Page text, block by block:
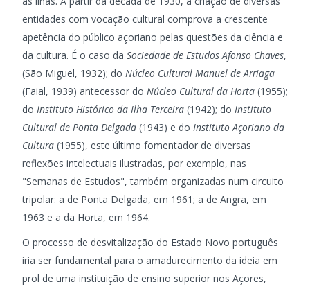
entidades com vocação cultural comprova a crescente
apetência do público açoriano pelas questões da ciência e
da cultura. É o caso da Sociedade de Estudos Afonso Chaves,
(São Miguel, 1932); do Núcleo Cultural Manuel de Arriaga
(Faial, 1939) antecessor do Núcleo Cultural da Horta (1955);
do Instituto Histórico da Ilha Terceira (1942); do Instituto
Cultural de Ponta Delgada (1943) e do Instituto Açoriano da
Cultura (1955), este último fomentador de diversas
reflexões intelectuais ilustradas, por exemplo, nas
"Semanas de Estudos", também organizadas num circuito
tripolar: a de Ponta Delgada, em 1961; a de Angra, em
1963 e a da Horta, em 1964.
O processo de desvitalização do Estado Novo português
iria ser fundamental para o amadurecimento da ideia em
prol de uma instituição de ensino superior nos Açores,